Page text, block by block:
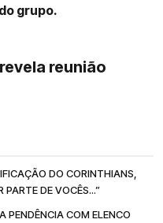
grupo.
reunião
DO CORINTHIANS,
DE VOCÊS...”
PENDÊNCIA COM ELENCO